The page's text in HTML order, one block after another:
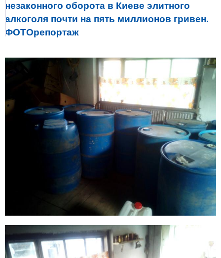
незаконного оборота в Киеве элитного
алкоголя почти на пять миллионов гривен.
ФОТОрепортаж